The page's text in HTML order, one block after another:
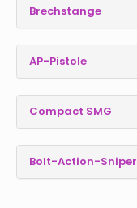
Brechstange
AP-Pistole
Compact SMG
Bolt-Action-Sniper